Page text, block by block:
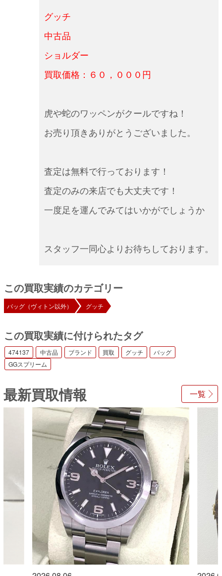
グッチ
中古品
ショルダー
買取価格：６０，０００円
虎や蛇のワッペンがクールですね！
お売り頂きありがとうございました。
査定は無料で行っております！
査定のみの来店でも大丈夫です！
一度足を運んでみてはいかがでしょうか
スタッフ一同心よりお待ちしております。
この買取実績のカテゴリー
バッグ（ヴィトン以外） グッチ
この買取実績に付けられたタグ
474137 中古品 ブランド 買取 グッチ
バッグ
GGスプリーム
一覧
最新買取情報